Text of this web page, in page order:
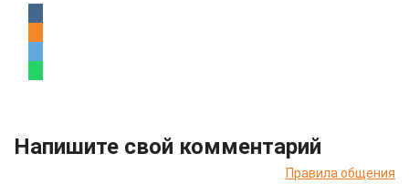
Напишите свой комментарий
Правила общения